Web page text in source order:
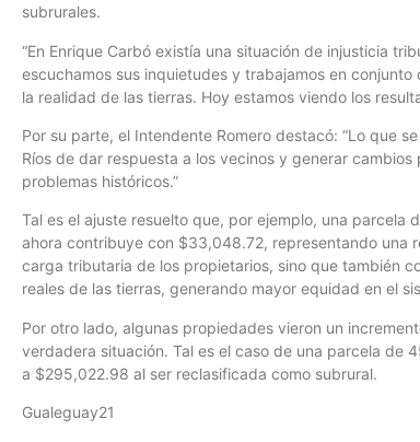
subrurales.
“En Enrique Carbó existía una situación de injusticia
escuchamos sus inquietudes y trabajamos en
la realidad de las tierras. Hoy estamos viendo los
Por su parte, el Intendente Romero destacó: “Lo que
Ríos de dar respuesta a los vecinos y generar
problemas históricos.”
Tal es el ajuste resuelto que, por ejemplo, una
ahora contribuye con $33,048.72, representando una
carga tributaria de los propietarios, sino que también
reales de las tierras, generando mayor equidad en el
Por otro lado, algunas propiedades vieron un
verdadera situación. Tal es el caso de una parcela de
a $295,022.98 al ser reclasificada como subrural.
Gualeguay21